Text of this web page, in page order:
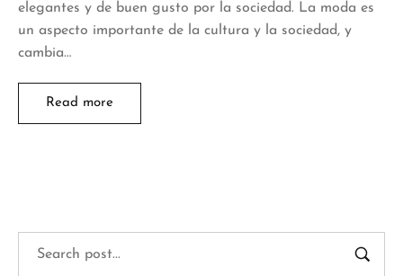
elegantes y de buen gusto por la sociedad. La moda es
un aspecto importante de la cultura y la sociedad, y
cambia…
Read more